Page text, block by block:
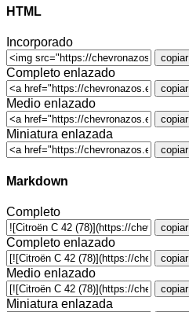
HTML
Incorporado
copiar
Completo enlazado
copiar
Medio enlazado
copiar
Miniatura enlazada
copiar
Markdown
Completo
copiar
Completo enlazado
copiar
Medio enlazado
copiar
Miniatura enlazada